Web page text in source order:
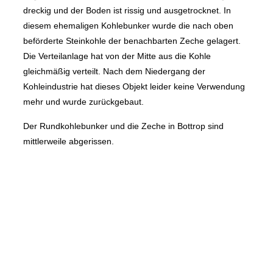
dreckig und der Boden ist rissig und ausgetrocknet. In
diesem ehemaligen Kohlebunker wurde die nach oben
beförderte Steinkohle der benachbarten Zeche gelagert.
Die Verteilanlage hat von der Mitte aus die Kohle
gleichmäßig verteilt. Nach dem Niedergang der
Kohleindustrie hat dieses Objekt leider keine Verwendung
mehr und wurde zurückgebaut.
Der Rundkohlebunker und die Zeche in Bottrop sind
mittlerweile abgerissen.